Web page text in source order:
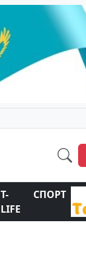
T-
LIFE
СПОРТ